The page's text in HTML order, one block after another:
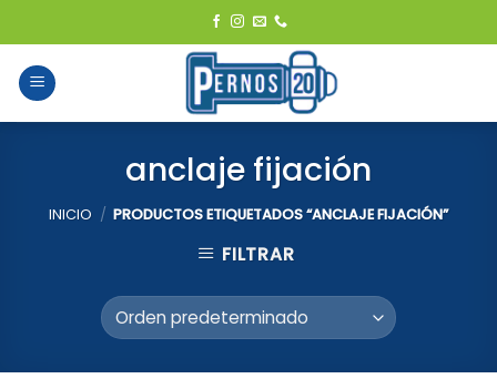
to
content
anclaje fijación
INICIO / PRODUCTOS ETIQUETADOS “ANCLAJE FIJACIÓN”
FILTRAR